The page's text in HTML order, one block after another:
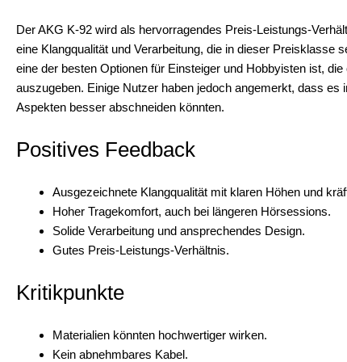
Der AKG K-92 wird als hervorragendes Preis-Leistungs-
eine Klangqualität und Verarbeitung, die in dieser Preisklasse
eine der besten Optionen für Einsteiger und Hobbyisten ist,
auszugeben. Einige Nutzer haben jedoch angemerkt, dass
Aspekten besser abschneiden könnten.
Positives Feedback
Ausgezeichnete Klangqualität mit klaren Höhen und
Hoher Tragekomfort, auch bei längeren Hörsessions.
Solide Verarbeitung und ansprechendes Design.
Gutes Preis-Leistungs-Verhältnis.
Kritikpunkte
Materialien könnten hochwertiger wirken.
Kein abnehmbares Kabel.